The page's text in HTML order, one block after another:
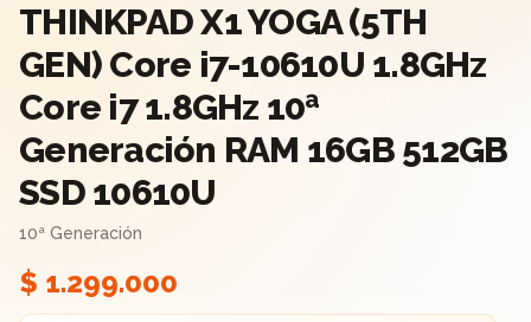
THINKPAD X1 YOGA (5TH
GEN) Core i7-10610U 1.8GHz
Core i7 1.8GHz 10ª
Generación RAM 16GB 512GB
SSD 10610U
10ª Generación
$ 1.299.000